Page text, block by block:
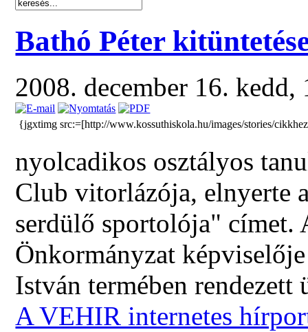
Bathó Péter
2008. december 16.
{jgxtimg src:=[http://www.kossuthiskola.hu/images/stories/
nyolcadikos osztályos
Club vitorlázója, elnyerte
serdülő sportolója" címet.
Önkormányzat
István termében
A VEHIR internetes